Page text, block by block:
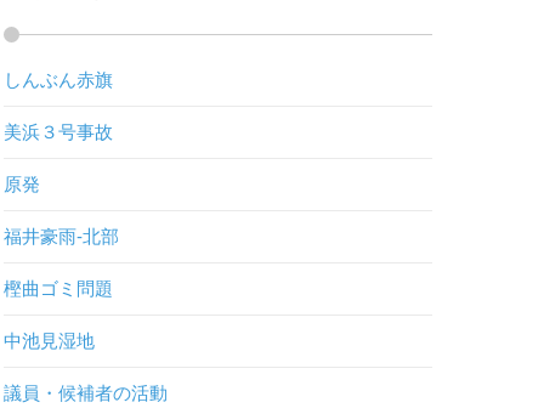
しんぶん赤旗
美浜３号事故
原発
福井豪雨-北部
樫曲ゴミ問題
中池見湿地
議員・候補者の活動